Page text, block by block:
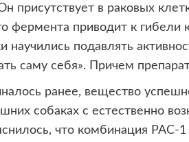
присутствует в раковых
фермента приводит к гибели
научились подавлять
саму себя». Причем
ранее, вещество
собаках с естественно
что комбинация PAC-